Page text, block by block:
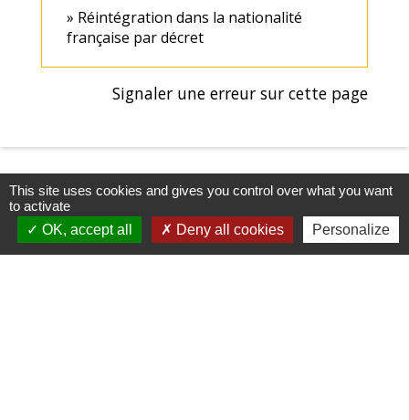
Réintégration dans la nationalité
française par décret
Signaler une erreur sur cette page
This site uses cookies and gives you control over what you want
to activate
OK, accept all
Deny all cookies Personalize